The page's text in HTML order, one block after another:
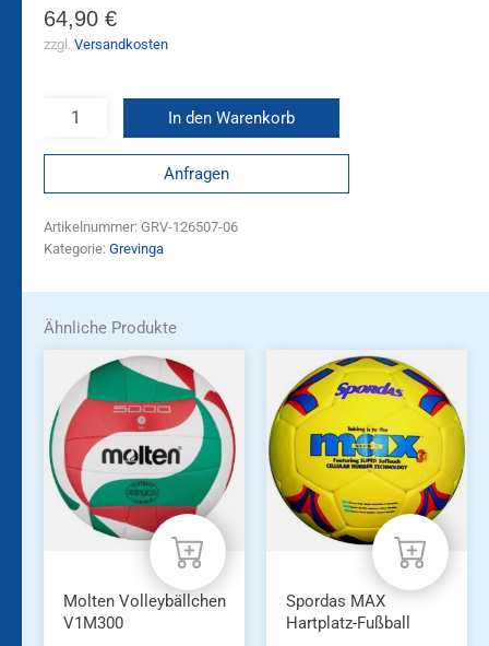
64,90 €
zzgl. Versandkosten
In den Warenkorb
Anfragen
Artikelnummer: GRV-126507-06
Kategorie: Grevinga
Ähnliche Produkte
Molten Volleybällchen
V1M300
Spordas MAX
Hartplatz-Fußball